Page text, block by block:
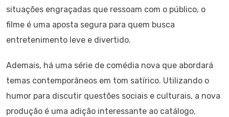
situações engraçadas que ressoam com o público, o
filme é uma aposta segura para quem busca
entretenimento leve e divertido.
Ademais, há uma série de comédia nova que abordará
temas contemporâneos em tom satírico. Utilizando o
humor para discutir questões sociais e culturais, a nova
produção é uma adição interessante ao catálogo,